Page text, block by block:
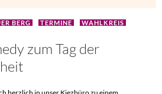
BERG TERMINE WAHLKREIS
zum Tag der